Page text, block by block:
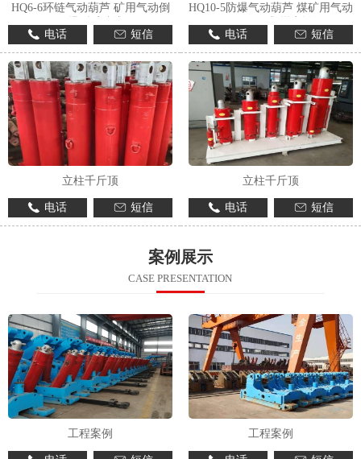
HQ6-6环链气动葫芦 矿用气动倒
电话
短信
HQ10-5防爆气动葫芦 煤矿用气动
电话
短信
立柱千斤顶
电话 短信
立柱千斤顶
电话 短信
案例展示
CASE PRESENTATION
工程案例 工程案例